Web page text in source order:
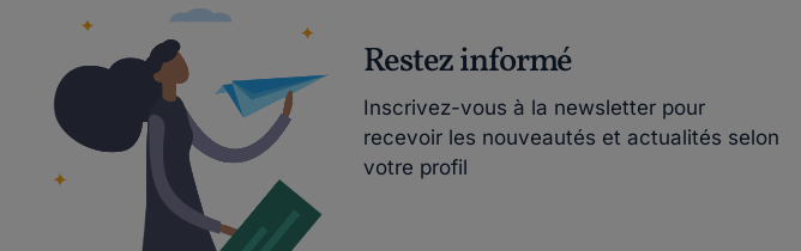
Restez informé
Inscrivez-vous à la newsletter pour
recevoir les nouveautés et actualités selon
votre profil